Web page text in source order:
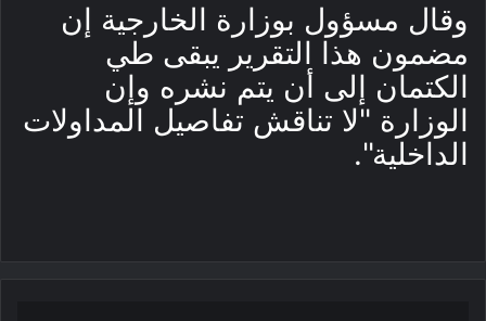
وقال مسؤول بوزارة الخارجية إن
مضمون هذا التقرير يبقى طي
الكتمان إلى أن يتم نشره وإن
الوزارة "لا تناقش تفاصيل المداولات
الداخلية".